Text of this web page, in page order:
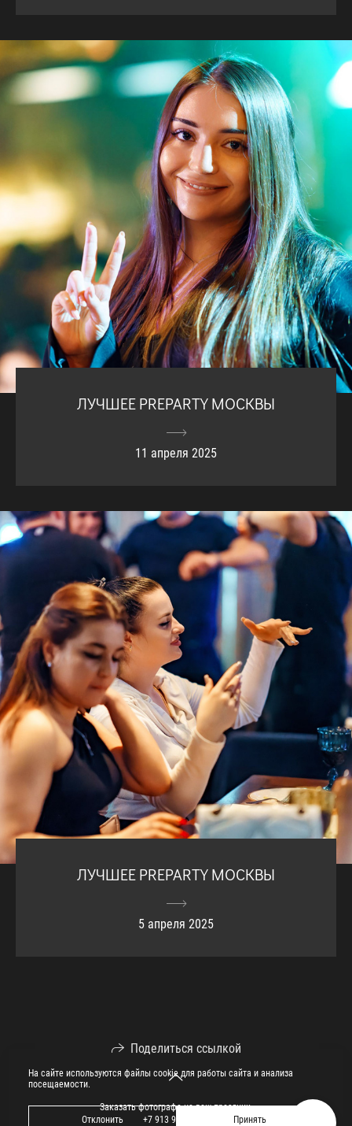
ЛУЧШЕЕ PREPARTY МОСКВЫ
11 апреля 2025
ЛУЧШЕЕ PREPARTY МОСКВЫ
5 апреля 2025
Поделиться ссылкой
Заказать фотографа на ваш праздник.
+7 913 913 09 09
На сайте используются файлы cookie для работы сайта и анализа
посещаемости.
Отклонить Принять